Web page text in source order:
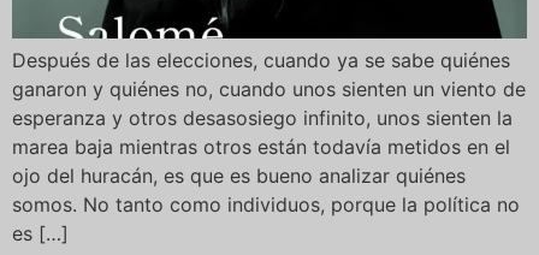
Después de las elecciones, cuando ya se sabe quiénes
ganaron y quiénes no, cuando unos sienten un viento de
esperanza y otros desasosiego infinito, unos sienten la
marea baja mientras otros están todavía metidos en el
ojo del huracán, es que es bueno analizar quiénes
somos. No tanto como individuos, porque la política no
es […]